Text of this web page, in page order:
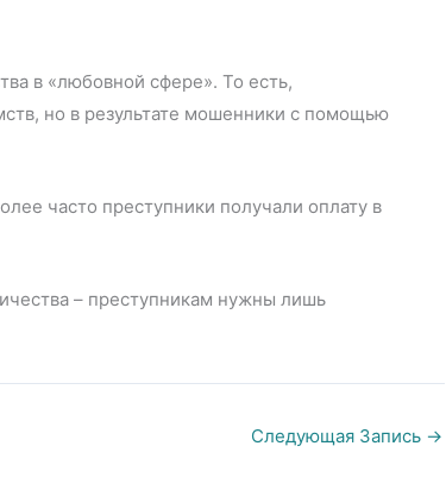
в «любовной сфере». То есть,
но в результате мошенники с помощью
часто преступники получали оплату в
– преступникам нужны лишь
Следующая Запись →